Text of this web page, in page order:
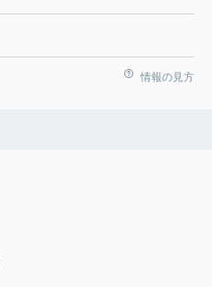
情報の見方